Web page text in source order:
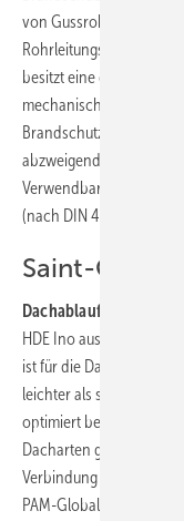
von Gussrohren in der
Rohrleitungssysteme
besitzt eine
mechanische Einflüsse.
Brandschutzverbinder
abzweigende Leitung im
(nach DIN 4102-11) erteilt.
Saint-Gobain
Dachablauf für
HDE Ino aus Gusseisen,
ist für die
leichter als sein
optimiert bei gleich
Dacharten geeignet,
Verbindung mit einem
PAM-Global stellt er ein